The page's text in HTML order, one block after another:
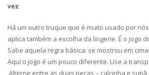
vez
Há um outro truque que é muito usado por
aplica também a escolha da lingerie. É o jogo
Sabe aquela regra básica: se mostrou em
Aqui o jogo é um pouco diferente. Use a
Alterne entre as duas peças – calcinha e sutiã